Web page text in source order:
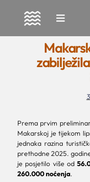
to
Prema prvim
Makarskoj je tijekom
jednaka razina
prethodne 2025.
je posjetilo više od
260.000 noćenja.